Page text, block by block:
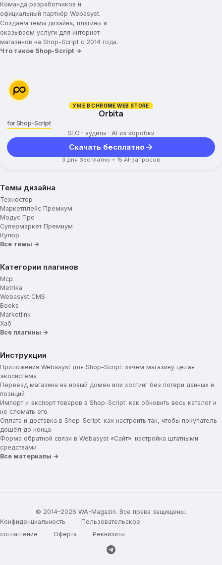
Команда разработчиков и
официальный партнёр Webasyst.
Создаём темы дизайна, плагины и
оказываем услуги для интернет-
магазинов на Shop-Script с 2014 года.
Что такое Shop-Script →
УЖЕ В CHROME WEB STORE
Orbita
for Shop-Script
SEO · аудиты · AI из коробки
Скачать бесплатно
3 дня бесплатно + 15 AI-запросов
Темы дизайна
Техностор
Маркетплейс Премиум
Модус Про
Супермаркет Премиум
Кутюр
Все темы →
Категории плагинов
Mcp
Metrika
Webasyst CMS
Books
Marketlink
Хаб
Все плагины →
Инструкции
Приложения Webasyst для Shop-Script: зачем магазину целая
экосистема
Переезд магазина на новый домен или хостинг без потери данных и
позиций
Импорт и экспорт товаров в Shop-Script: как обновить весь каталог и
не сломать его
Оплата и доставка в Shop-Script: как настроить так, чтобы покупатель
дошёл до конца
Форма обратной связи в Webasyst «Сайт»: настройка штатными
средствами
Все материалы →
© 2014–2026 WA-Magazin. Все права защищены.
Конфиденциальность
Пользовательское
соглашение
Оферта Реквизиты